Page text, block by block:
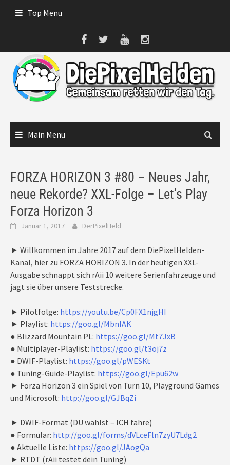
Top Menu
Main Menu
FORZA HORIZON 3 #80 – Neues Jahr,
neue Rekorde? XXL-Folge – Let’s Play
Forza Horizon 3
Januar 1, 2017 DerPixelHeld
► Willkommen im Jahre 2017 auf dem DiePixelHelden-
Kanal, hier zu FORZA HORIZON 3. In der heutigen XXL-
Ausgabe schnappt sich rAii 10 weitere Serienfahrzeuge und
jagt sie über unsere Teststrecke.
► Pilotfolge: https://youtu.be/Cp0FX1njgHI
► Playlist: https://goo.gl/MbnIAK
● Blizzard Mountain PL: https://goo.gl/Mt7JxB
● Multiplayer-Playlist: https://goo.gl/t3oj7z
● DWIF-Playlist: https://goo.gl/pWESKt
● Tuning-Guide-Playlist: https://goo.gl/Epu62w
► Forza Horizon 3 ein Spiel von Turn 10, Playground Games
und Microsoft: http://goo.gl/GJBqZi
► DWIF-Format (DU wählst – ICH fahre)
● Formular: http://goo.gl/forms/dVLceFln7zyU7Ldg2
● Aktuelle Liste: https://goo.gl/JAogQa
► RTDT (rAii testet dein Tuning)